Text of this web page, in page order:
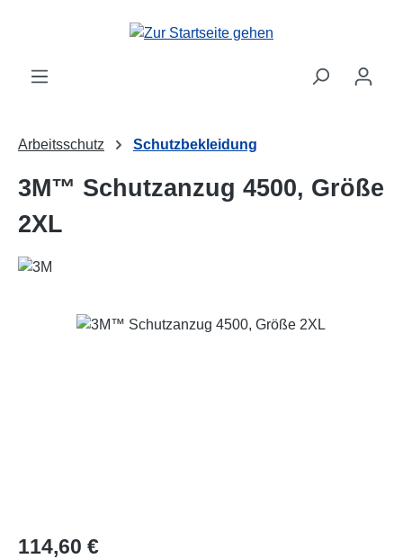
Zum Hauptinhalt springen
Arbeitsschutz Schutzbekleidung
3M™ Schutzanzug 4500, Größe
2XL
Bildergalerie überspringen
Regulärer Preis:
114,60 €